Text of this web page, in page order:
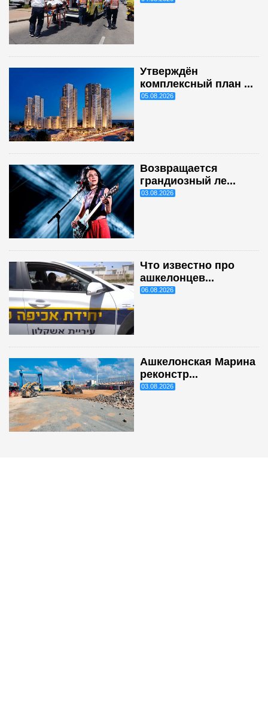
Утверждён
комплексный план ...
05.08.2026
Возвращается
грандиозный ле...
03.08.2026
Что известно про
ашкелонцев...
06.08.2026
Ашкелонская Марина
реконстр...
03.08.2026